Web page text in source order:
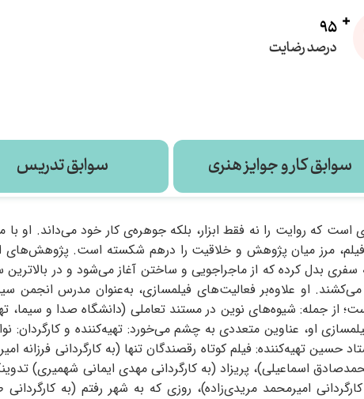
95
درصد رضایت
سوابق کار و جوایز هنری سوابق تدریس
است که روایت را نه فقط ابزار، بلکه جوهره‌ی کار خود می‌داند. او با
مرز میان پژوهش و خلاقیت را درهم شکسته است. پژوهش‌های
بدل کرده که از ماجراجویی و ساختن آغاز می‌شود و در
او علاوه‌بر فعالیت‌های فیلمسازی، به‌عنوان مدرس انجمن
از جمله: شیوه‌های نوین در مستند تعاملی (دانشگاه صدا و سیما،
او، عناوین متعددی به چشم می‌خورد: تهیه‌کننده و کارگردان:
تهیه‌کننده: فیلم کوتاه رقصندگان تنها (به کارگردانی فرزانه
اسماعیلی)، پریزاد (به کارگردانی مهدی ایمانی شهمیری)
امیرمحمد مریدی‌زاده)، روزی که به شهر رفتم (به